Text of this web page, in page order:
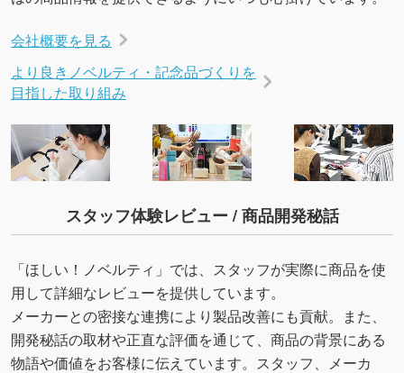
会社概要を見る
より良きノベルティ・記念品づくりを
目指した取り組み
スタッフ体験レビュー / 商品開発秘話
「ほしい！ノベルティ」では、スタッフが実際に商品を使
用して詳細なレビューを提供しています。
メーカーとの密接な連携により製品改善にも貢献。また、
開発秘話の取材や正直な評価を通じて、商品の背景にある
物語や価値をお客様に伝えています。スタッフ、メーカ